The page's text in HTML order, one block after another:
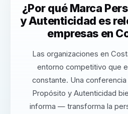
¿Por qué Marca
y Autenticidad es
empresas en
Las organizaciones en
entorno competitivo que
constante. Una
Propósito y Autenticidad
informa — transforma la